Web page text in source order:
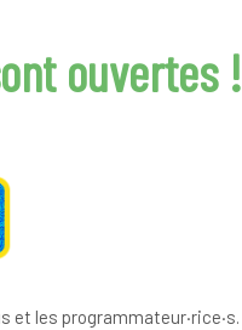
ouvertes !
et les programmateur·rice·s.